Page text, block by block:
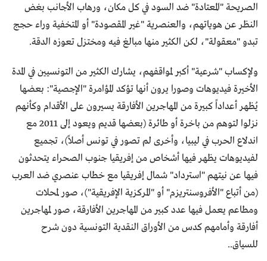
الصريحة "المعتادة" ضد السود في كل مكان، ورهاب الأجانب بغض
النظر عن هوياتهم، والعنصرية "غير المقصودة" أو المتخفية وراء حجج
تبدو "معقولة"، لكن الكثير منها مبالغ فيه ومختزل تعوزه الدقة.
ولإكساب "شرعية" أكبر لمواقفهم، يشارك الكثير من التونسيين في المدة
الأخيرة فيديوهات وصورا يرون أنها تؤكد المؤامرة "الإجصية": بعضها
يُظهر أعداداً كبيرة من المهاجرين الأفارقة يسيرون على الأقدام وكأنهم
نزلوا لتوهم من باخرة أو طائرة (بعضها قديم ويعود إلى 2011 مع
اندلاع الحرب في ليبيا، وأخرى لم تصور في تونس أصلاً)، تجميع
لفيديوهات يظهر فيها أشخاص من إفريقيا جنوب الصحراء يتحدثون
فيها عن نيتهم "استرداد" شمال إفريقيا مع خطاب عنصري ضد العرب
(من أتباع "الأفروسنتريزم" أو "المركزية الإفريقية")، صور لمحلات
ومطاعم يعمل فيها عدد كبير من المهاجرين الأفارقة، صور لمهاجرين
أفارقة وأمامهم كدس من الأوراق النقدية التونسية دون شرح
للسياق..